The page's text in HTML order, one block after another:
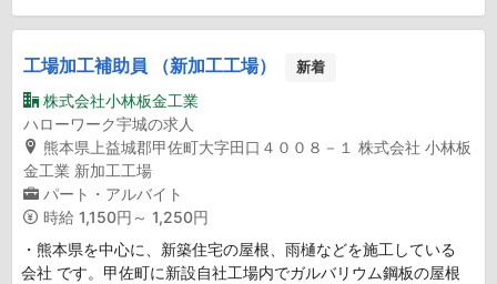
工場加工補助員 （新加工工場） 新着
株式会社小林板金工業
ハローワーク宇城の求人
熊本県上益城郡甲佐町大字田口４００８－１ 株式会社 小林板
金工業 新加工工場
パート・アルバイト
時給 1,150円～ 1,250円
・熊本県を中心に、新築住宅の屋根、雨樋などを施工している
会社 です。甲佐町に新設自社工場内でガルバリウム鋼板の屋根